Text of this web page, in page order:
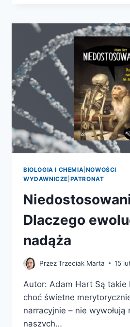
ISTOTĘ
BIOLOGIA I CHEMIA NOWOŚCI
WYDAWNICZE PATRONAT
Dlaczego
nadąża
PrzezTrzeciak Marta 15
Autor: Adam Hart Są takie
choć świetne
narracyjnie – nie wywołują
naszych…